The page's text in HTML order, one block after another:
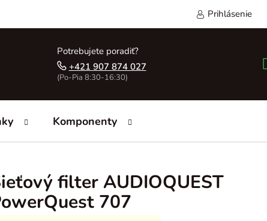
Prihlásenie
Potrebujete poradiť?
+421 907 874 027
(Po-Pia 8:30-16:30)
Komponenty
filter AUDIOQUEST
707